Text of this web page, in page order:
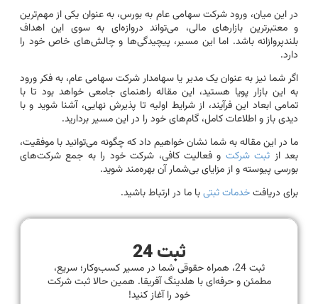
در این میان، ورود شرکت سهامی عام به بورس، به عنوان یکی از مهم‌ترین
و معتبرترین بازارهای مالی، می‌تواند دروازه‌ای به سوی این اهداف
بلندپروازانه باشد. اما این مسیر، پیچیدگی‌ها و چالش‌های خاص خود را
دارد.
اگر شما نیز به عنوان یک مدیر یا سهامدار شرکت سهامی عام، به فکر ورود
به این بازار پویا هستید، این مقاله راهنمای جامعی خواهد بود تا با
تمامی ابعاد این فرآیند، از شرایط اولیه تا پذیرش نهایی، آشنا شوید و با
دیدی باز و اطلاعات کامل، گام‌های خود را در این مسیر بردارید.
ما در این مقاله به شما نشان خواهیم داد که چگونه می‌توانید با موفقیت،
بعد از ثبت شرکت و فعالیت کافی، شرکت خود را به جمع شرکت‌های
بورسی پیوسته و از مزایای بی‌شمار آن بهره‌مند شوید.
برای دریافتخدمات ثبتیبا ما در ارتباط باشید.
ثبت 24
ثبت 24، همراه حقوقی شما در مسیر کسب‌وکار؛ سریع،
مطمئن و حرفه‌ای با هلدینگ آفریقا. همین حالا ثبت شرکت
خود را آغاز کنید!